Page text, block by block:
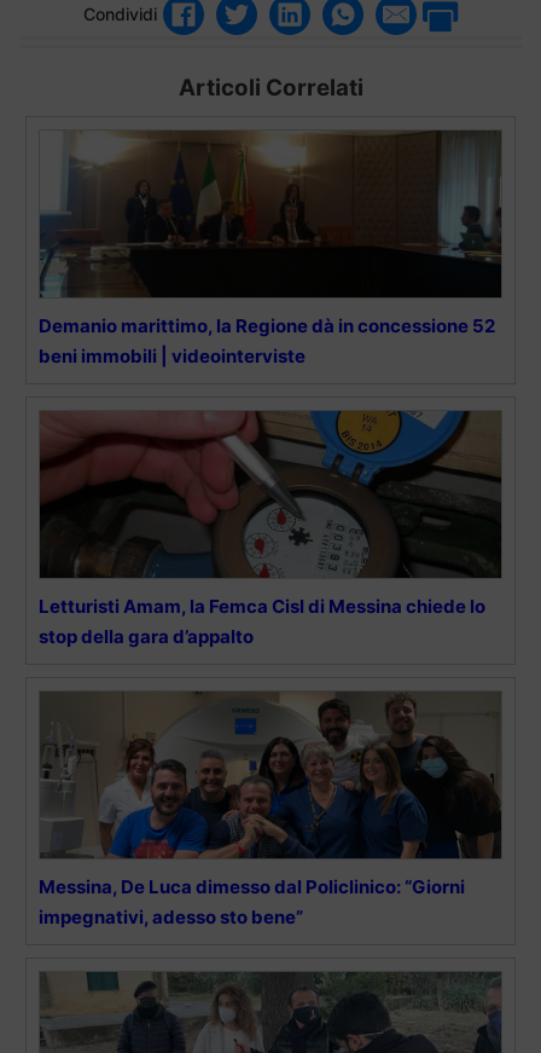
Condividi
Articoli Correlati
Demanio marittimo, la Regione dà in concessione 52
beni immobili | videointerviste
Letturisti Amam, la Femca Cisl di Messina chiede lo
stop della gara d’appalto
Messina, De Luca dimesso dal Policlinico: “Giorni
impegnativi, adesso sto bene”